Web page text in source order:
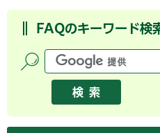
FAQのキーワード検